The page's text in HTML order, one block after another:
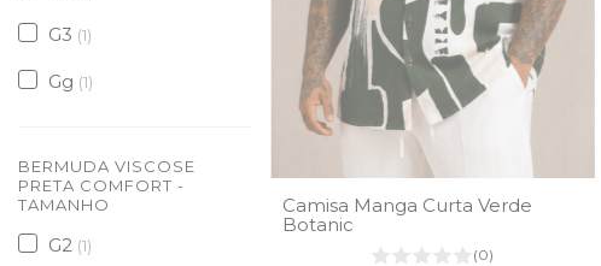
G3 (1)
Gg (1)
BERMUDA VISCOSE
PRETA COMFORT -
TAMANHO
G2 (1)
Camisa Manga Curta Verde
Botanic
(0)